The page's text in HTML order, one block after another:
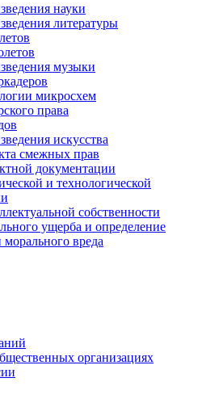
науки
литературы
музыки
микросхем
права
искусства
смежных прав
документации
и технологической
собственности
ущерба и определение
вреда
организациях